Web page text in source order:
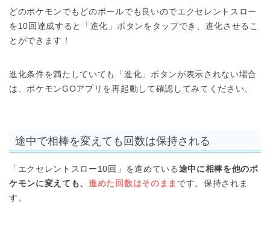
どのポケモンでもどのボールでも良いのでエクセレントスロー
を10回達成すると「進化」ボタンをタップでき、進化させるこ
とができます！
進化条件を満たしていても「進化」ボタンが表示されない場合
は、ポケモンGOアプリを再起動して確認してみてください。
途中で相棒を変えても回数は保持される
「エクセレントスロー10回」を進めている 途中に相棒を他のポ
ケモンに変えても、進めた回数はそのまま です。保持されま
す。